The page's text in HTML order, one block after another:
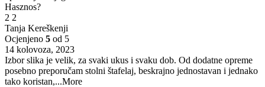
Hasznos?
2 2
Tanja Kereškenji
Ocjenjeno 5 od 5
14 kolovoza, 2023
Izbor slika je velik, za svaki ukus i svaku dob. Od dodatne opreme
posebno preporučam stolni štafelaj, beskrajno jednostavan i jednako
tako koristan,...More